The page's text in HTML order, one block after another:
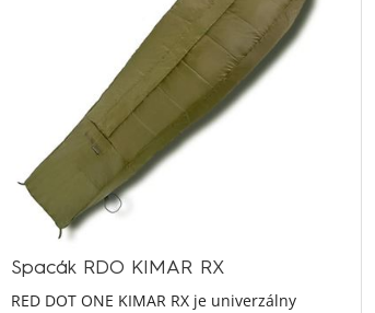
Spacák RDO KIMAR RX
RED DOT ONE KIMAR RX je univerzálny